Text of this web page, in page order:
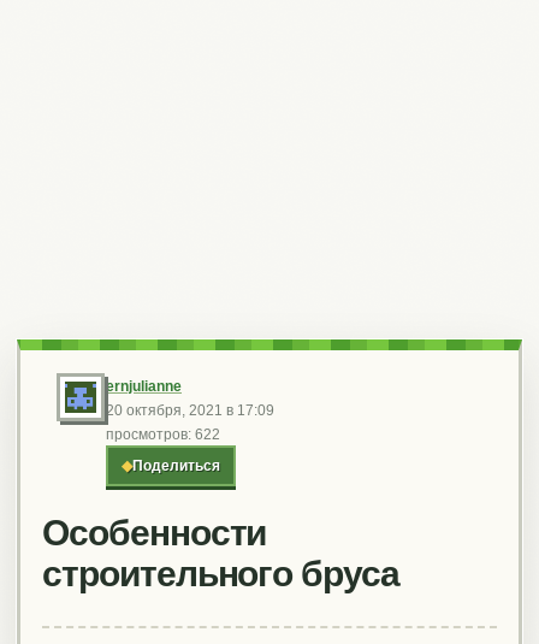
ernjulianne
20 октября, 2021 в 17:09
просмотров: 622
◆Поделиться
Особенности
строительного бруса